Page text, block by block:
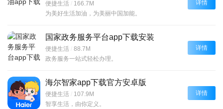
便捷生活
166.7M
为美好生活加油，为美丽中国加能。
详情
国家政务服务平台app下载安装
便捷生活
88.7M
政务服务一站式轻松办理。
详情
海尔智家app下载官方安卓版
便捷生活
107.9M
智享生活，由你定义。
详情